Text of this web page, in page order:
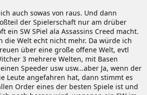
auch sowas von raus. Und dann
der Spielerschaft nur am drüber
ein SW SPiel ala Assassins Creed macht.
die Welt echt nicht mehr. Da würde ich
über eine große offene Welt, evtl
3 mehrere Welten, mit Basen
Speeder usw usw...aber Ja, wenn der
Leute angefahren hat, dann stimmt es
Order eines der besten Spiele ist und